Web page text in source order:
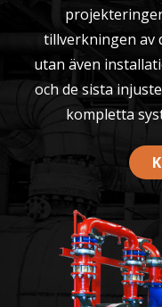
tillverkningen av
utan även
och de sista
kompletta